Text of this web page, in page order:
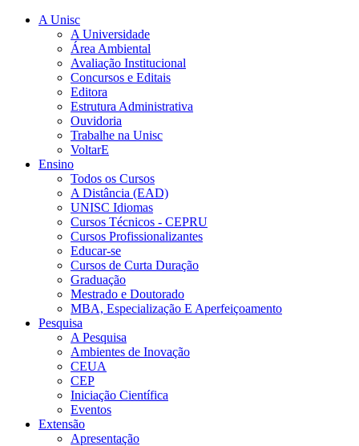
A Unisc
A Universidade
Área Ambiental
Avaliação Institucional
Concursos e Editais
Editora
Estrutura Administrativa
Ouvidoria
Trabalhe na Unisc
VoltarE
Ensino
Todos os Cursos
A Distância (EAD)
UNISC Idiomas
Cursos Técnicos - CEPRU
Cursos Profissionalizantes
Educar-se
Cursos de Curta Duração
Graduação
Mestrado e Doutorado
MBA, Especialização E Aperfeiçoamento
Pesquisa
A Pesquisa
Ambientes de Inovação
CEUA
CEP
Iniciação Científica
Eventos
Extensão
Apresentação